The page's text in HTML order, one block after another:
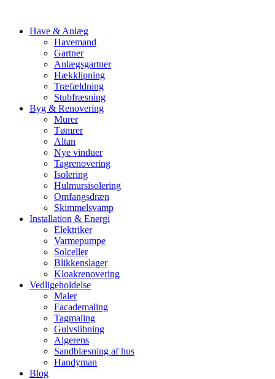
Have & Anlæg
Havemand
Gartner
Anlægsgartner
Hækklipning
Træfældning
Stubfræsning
Byg & Renovering
Murer
Tømrer
Altan
Nye vinduer
Tagrenovering
Isolering
Hulmursisolering
Omfangsdræn
Skimmelsvamp
Installation & Energi
Elektriker
Varmepumpe
Solceller
Blikkenslager
Kloakrenovering
Vedligeholdelse
Maler
Facademaling
Tagmaling
Gulvslibning
Algerens
Sandblæsning af hus
Handyman
Blog